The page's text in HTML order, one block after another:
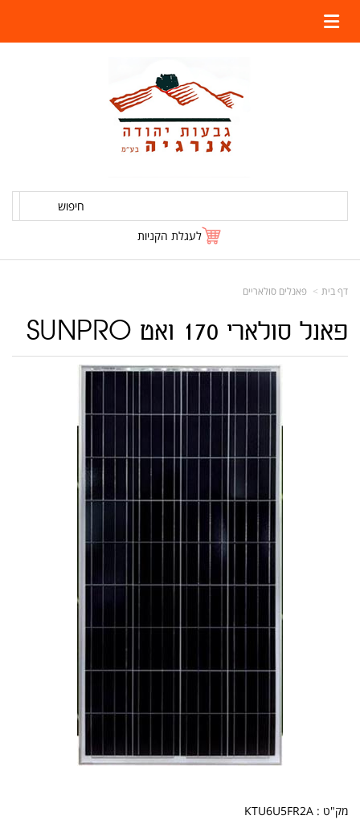
חיפוש
לעגלת הקניות
דף בית פאנלים סולאריים
פאנל סולארי 170 ואט SUNPRO
מק"ט : KTU6U5FR2A